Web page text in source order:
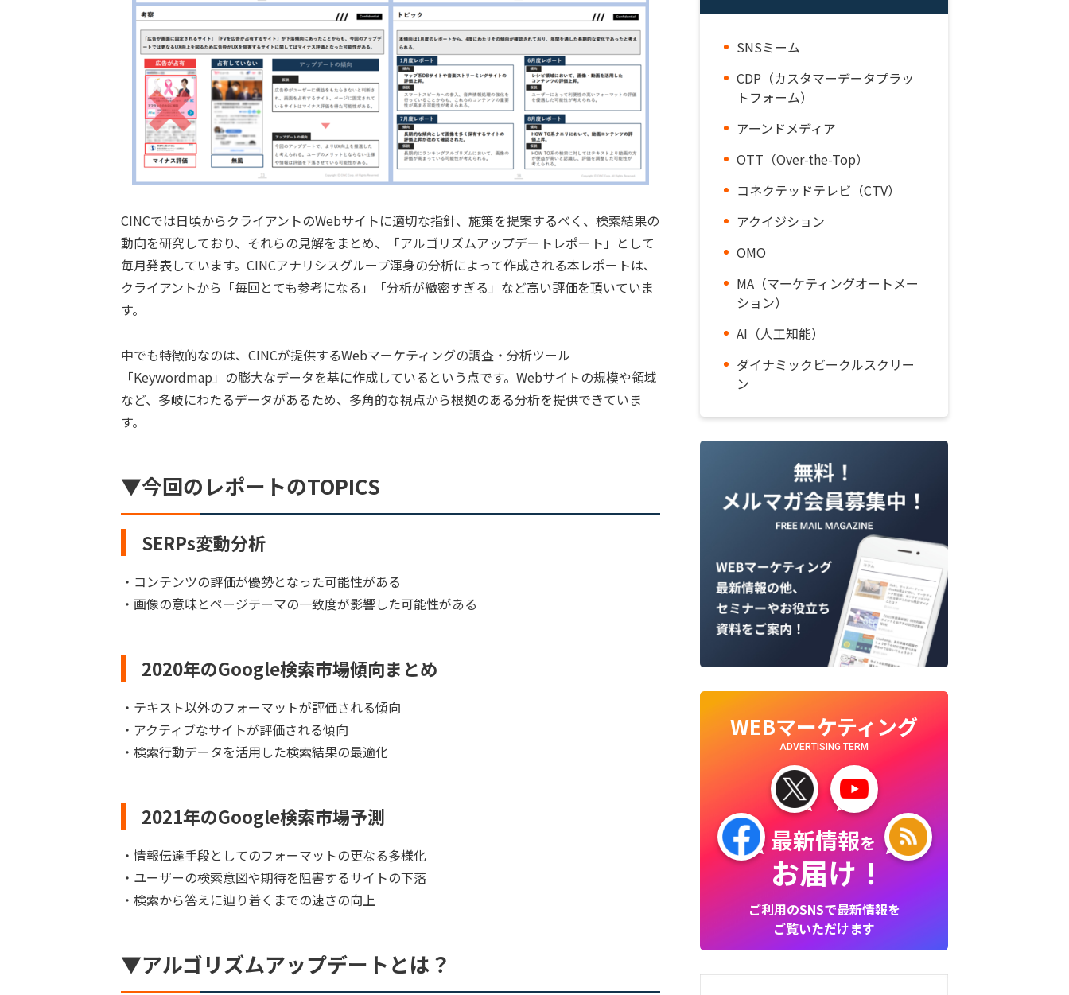
CINCでは日頃からクライアントのWebサイトに適切な指針、施策を提案するべく、検索結果の
動向を研究しており、それらの見解をまとめ、「アルゴリズムアップデートレポート」として
毎月発表しています。CINCアナリシスグループ渾身の分析によって作成される本レポートは、
クライアントから「毎回とても参考になる」「分析が緻密すぎる」など高い評価を頂いていま
す。
中でも特徴的なのは、CINCが提供するWebマーケティングの調査・分析ツール
「Keywordmap」の膨大なデータを基に作成しているという点です。Webサイトの規模や領域
など、多岐にわたるデータがあるため、多角的な視点から根拠のある分析を提供できていま
す。
▼今回のレポートのTOPICS
SERPs変動分析
・コンテンツの評価が優勢となった可能性がある
・画像の意味とページテーマの一致度が影響した可能性がある
2020年のGoogle検索市場傾向まとめ
・テキスト以外のフォーマットが評価される傾向
・アクティブなサイトが評価される傾向
・検索行動データを活用した検索結果の最適化
2021年のGoogle検索市場予測
・情報伝達手段としてのフォーマットの更なる多様化
・ユーザーの検索意図や期待を阻害するサイトの下落
・検索から答えに辿り着くまでの速さの向上
▼アルゴリズムアップデートとは？
SNSミーム
CDP（カスタマーデータプラッ
トフォーム）
アーンドメディア
OTT（Over-the-Top）
コネクテッドテレビ（CTV）
アクイジション
OMO
MA（マーケティングオートメー
ション）
AI（人工知能）
ダイナミックビークルスクリー
ン
WEBマーケティング
ADVERTISING TERM
最新情報を
お届け！
ご利用のSNSで最新情報を
ご覧いただけます